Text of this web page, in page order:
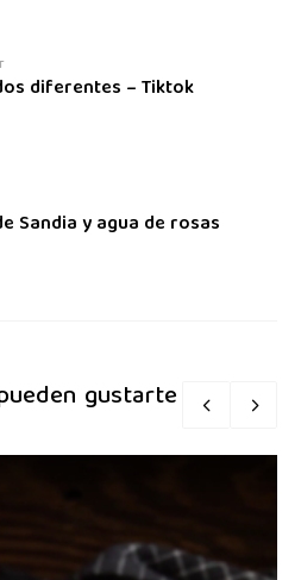
diferentes – Tiktok
Sandia y agua de rosas
gustarte